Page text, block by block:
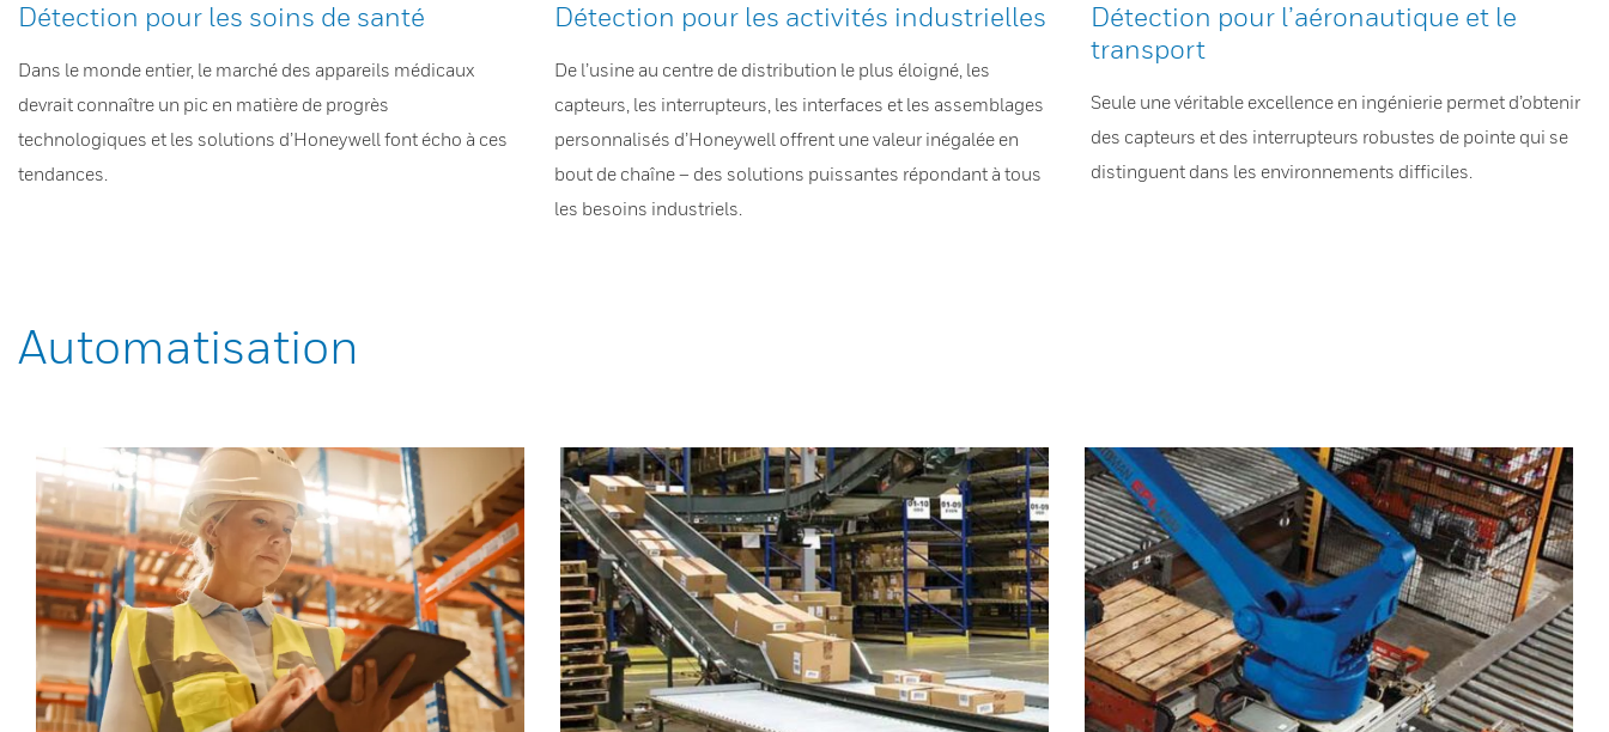
Détection pour les soins de santé
Dans le monde entier, le marché des appareils médicaux
devrait connaître un pic en matière de progrès
technologiques et les solutions d’Honeywell font écho à ces
tendances.
Détection pour les activités industrielles
De l’usine au centre de distribution le plus éloigné, les
capteurs, les interrupteurs, les interfaces et les assemblages
personnalisés d’Honeywell offrent une valeur inégalée en
bout de chaîne – des solutions puissantes répondant à tous
les besoins industriels.
Détection pour l’aéronautique et le
transport
Seule une véritable excellence en ingénierie permet d’obtenir
des capteurs et des interrupteurs robustes de pointe qui se
distinguent dans les environnements difficiles.
Automatisation